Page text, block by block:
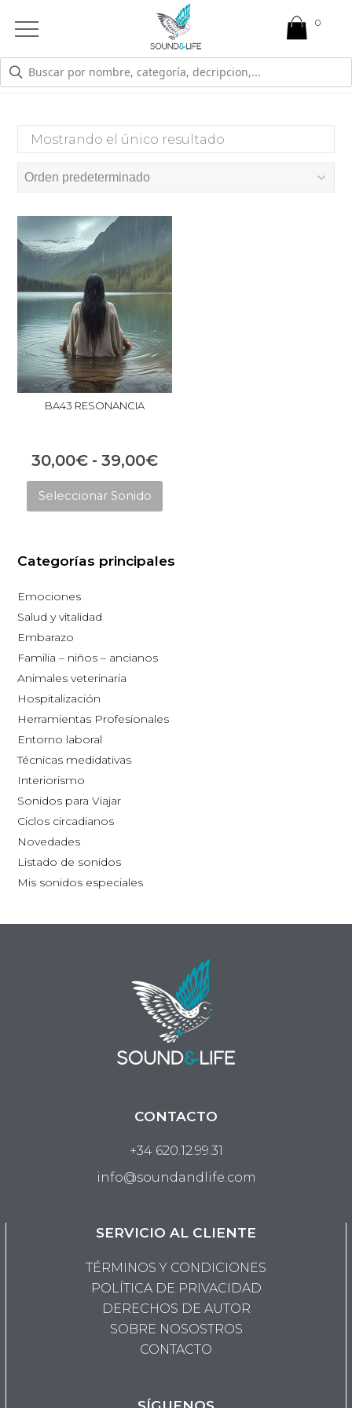
Open
Menu
TORMENTA
Mostrando el único resultado
BA43 RESONANCIA
30,00€ - 39,00€Rango
de
precios:
30,00€
Seleccionar Sonido
Este
variantes.
página
Categorías principales
Emociones
Salud y vitalidad
Embarazo
Familia – niños – ancianos
Animales veterinaria
Hospitalización
Herramientas Profesionales
Entorno laboral
Técnicas medidativas
Interiorismo
Sonidos para Viajar
Ciclos circadianos
Novedades
Listado de sonidos
Mis sonidos especiales
CONTACTO
+34 620.12.99.31
info@soundandlife.com
SERVICIO AL CLIENTE
TÉRMINOS Y CONDICIONES
POLÍTICA DE PRIVACIDAD
DERECHOS DE AUTOR
SOBRE NOSOSTROS
CONTACTO
0